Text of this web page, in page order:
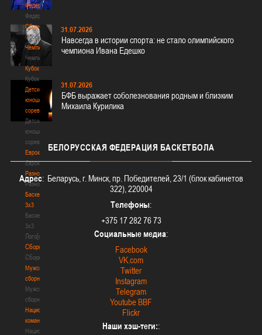
Федерация
Федерация
Сборные
Сборные
Чемпионат
Чемпионат
Кубок
Кубок
Детско-
юношеские
соревнования
Детско-
юношеские
соревнования
Еврокубки
Еврокубки
Разное
Разное
Баскетбол
3х3
Баскетбол
3х3
Лого[modid=121]
Сборные
Сборные
Мужские
сборные
Мужские
сборные
Национальная
команда
Национальная
31.07.2026
Навсегда в истории спорта: не стало олимпийского
чемпиона Ивана Едешко
31.07.2026
БФБ выражает соболезнования родным и близким
Михаила Курилика
БЕЛОРУССКАЯ ФЕДЕРАЦИЯ БАСКЕТБОЛА
Адрес: Беларусь, г. Минск, пр. Победителей, 23/1 (блок кабинетов
322), 220004
Телефоны:
+375 17 282 76 73
Социальные медиа:
Facebook
VK.com
Twitter
Instagram
Telegram
Youtube BBF
Flickr
Наши хэш-теги::